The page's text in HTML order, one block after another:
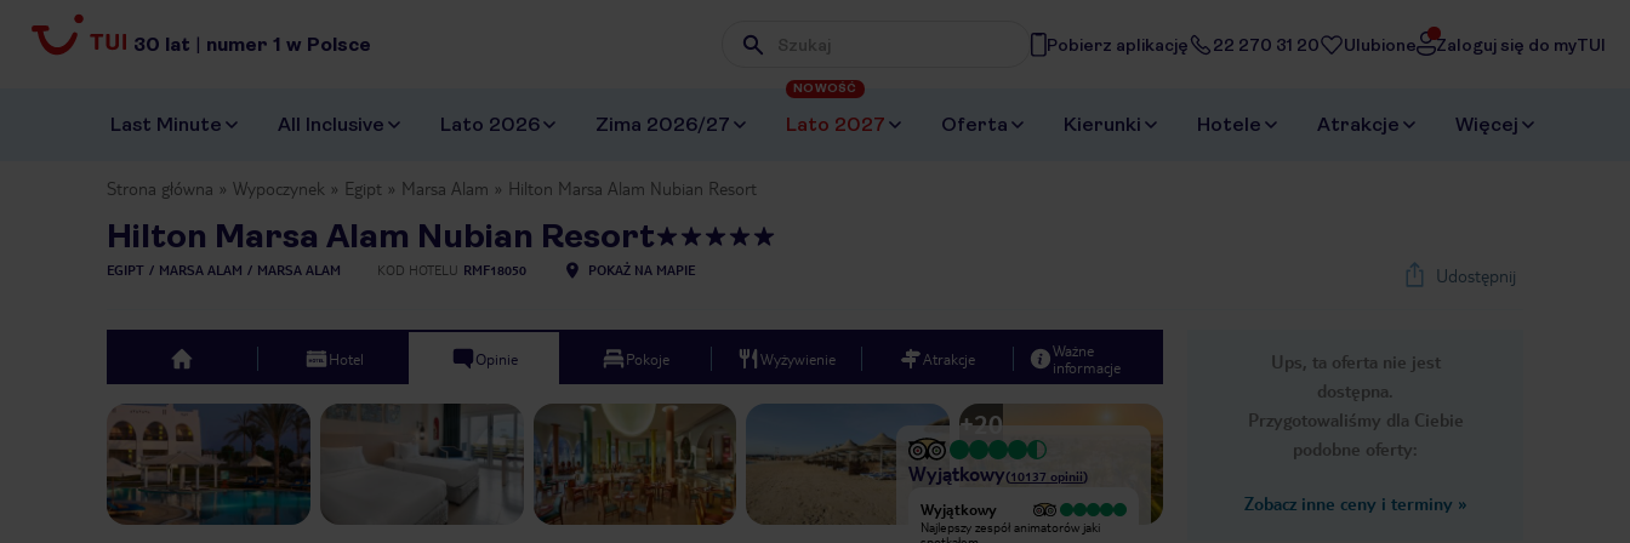
30 lat | numer 1 w Polsce Wpisz frazę, której szukasz
Pobierz aplikację 22 270 31 20 Ulubione Zaloguj się do myTUI
Last Minute All Inclusive Lato 2026 Zima 2026/27 Lato 2027
NOWOŚĆ
Oferta Kierunki Hotele Atrakcje Więcej
Strona główna Wypoczynek Egipt Marsa Alam Hilton Marsa Alam Nubian Resort
Hilton Marsa Alam Nubian Resort
EGIPT MARSA ALAM MARSA ALAM KOD HOTELU RMF18050 POKAŻ NA MAPIE Udostępnij
Ups, ta oferta nie jest
dostępna.
Przygotowaliśmy dla Ciebie
podobne oferty:
Zobacz inne ceny i terminy »
top Hotel Opinie Pokoje Wyżywienie Atrakcje
Ważne
informacje
Previous slide Next slide
1/26
+20
Wyjątkowy(10137 opinii)
Wyjątkowy
Chciałam napisać moją szczerą opinię
Wyjątkowy
Najlepszy zespół animatorów jaki
Wyjątkowy